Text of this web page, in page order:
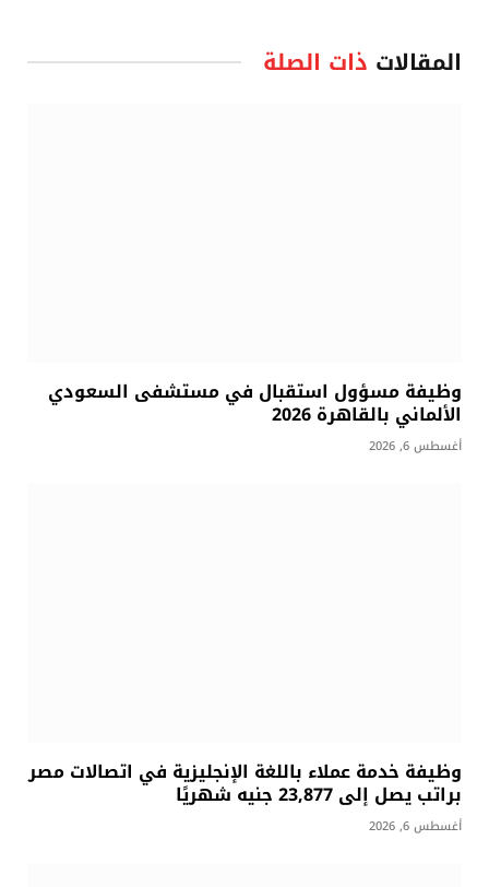
المقالات ذات الصلة
وظيفة مسؤول استقبال في مستشفى السعودي
الألماني بالقاهرة 2026
أغسطس 6, 2026
وظيفة خدمة عملاء باللغة الإنجليزية في اتصالات مصر
براتب يصل إلى 23,877 جنيه شهريًا
أغسطس 6, 2026